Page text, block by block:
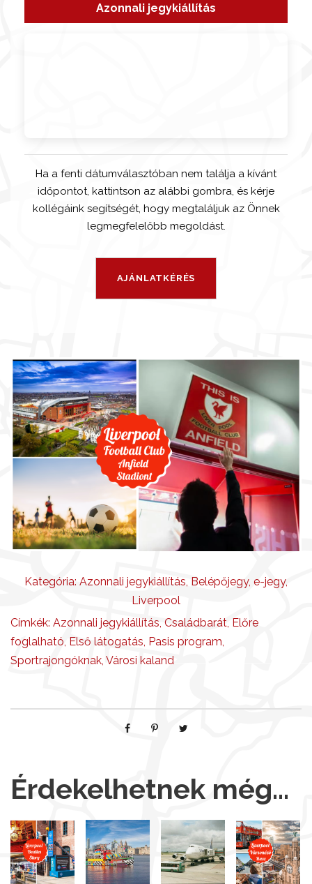
Azonnali jegykiállítás
Ha a fenti dátumválasztóban nem találja a kívánt
időpontot, kattintson az alábbi gombra, és kérje
kollégáink segítségét, hogy megtaláljuk az Önnek
legmegfelelőbb megoldást.
Kategória: Azonnali jegykiállítás, Belépőjegy, e-jegy,
Liverpool
Címkék: Azonnali jegykiállítás, Családbarát, Előre
foglalható, Első látogatás, Pasis program,
Sportrajongóknak, Városi kaland
Érdekelhetnek még…